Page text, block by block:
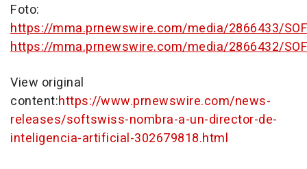
Foto:
https://mma.prnewswire.com/media/2866433/
https://mma.prnewswire.com/media/2866432/
View original
content:https://www.prnewswire.com/news-
releases/softswiss-nombra-a-un-director-de-
inteligencia-artificial-302679818.html